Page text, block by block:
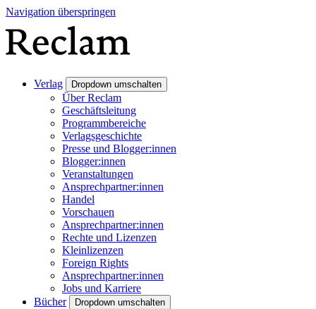
Navigation überspringen
Verlag Dropdown umschalten
Über Reclam
Geschäftsleitung
Programmbereiche
Verlagsgeschichte
Presse und Blogger:innen
Blogger:innen
Veranstaltungen
Ansprechpartner:innen
Handel
Vorschauen
Ansprechpartner:innen
Rechte und Lizenzen
Kleinlizenzen
Foreign Rights
Ansprechpartner:innen
Jobs und Karriere
Bücher
Dropdown umschalten